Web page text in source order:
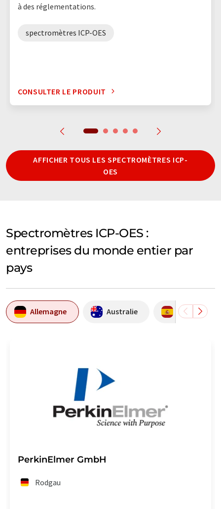
à des réglementations.
spectromètres ICP-OES
CONSULTER LE PRODUIT
AFFICHER TOUS LES SPECTROMÈTRES ICP-
OES
Spectromètres ICP-OES :
entreprises du monde entier par
pays
Allemagne Australie Espagne
PerkinElmer GmbH
Rodgau